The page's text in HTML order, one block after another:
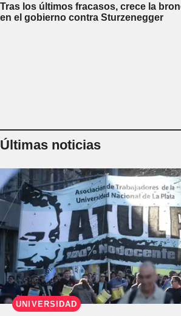
Tras los últimos fracasos, crece la
en el gobierno contra Sturzenegger
Últimas noticias
UNIVERSIDAD